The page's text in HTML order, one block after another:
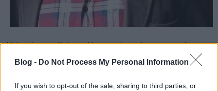
Blog - Do Not Process My Personal Information
If you wish to opt-out of the sale, sharing to third parties, or
Yolanda, a reflektorokhoz szokott riporter is tele van
okos kütyükkel, és nem tud ellenállni a Themiszt
üzemeltető cég ajánlatának, amelyet ugyan ingyen
kíméletlen valósággal. Érdemes figyelmi a